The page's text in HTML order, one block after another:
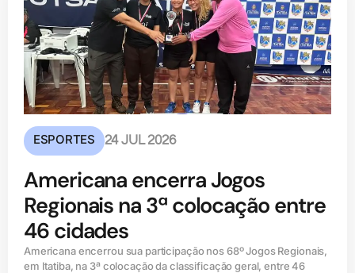
ESPORTES 24 JUL 2026
Americana encerra Jogos
Regionais na 3ª colocação entre
46 cidades
Americana encerrou sua participação nos 68º Jogos Regionais,
em Itatiba, na 3ª colocação da classificação geral, entre 46